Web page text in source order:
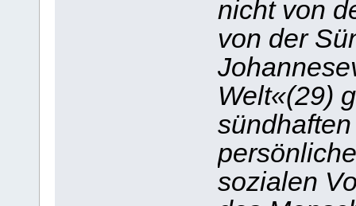
nicht von
von der
Welt«(29)
sozialen